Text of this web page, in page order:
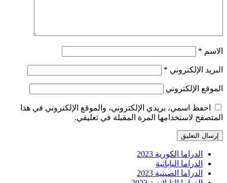
الاسم *
البريد الإلكتروني *
الموقع الإلكتروني
احفظ اسمي، بريدي الإلكتروني، والموقع الإلكتروني في هذا
المتصفح لاستخدامها المرة المقبلة في تعليقي.
الدراما الكورية 2023
الدراما اليابانية
الدراما الصينية 2023